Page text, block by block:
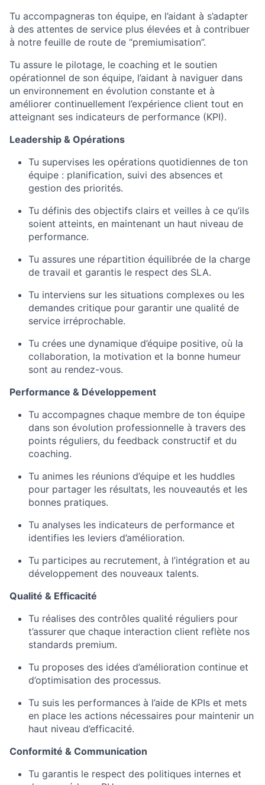
Tu accompagneras ton équipe, en l’aidant à s’adapter
à des attentes de service plus élevées et à contribuer
à notre feuille de route de “premiumisation”.
Tu assure le pilotage, le coaching et le soutien
opérationnel de son équipe, l’aidant à naviguer dans
un environnement en évolution constante et à
améliorer continuellement l’expérience client tout en
atteignant ses indicateurs de performance (KPI).
Leadership & Opérations
Tu supervises les opérations quotidiennes de ton
équipe : planification, suivi des absences et
gestion des priorités.
Tu définis des objectifs clairs et veilles à ce qu’ils
soient atteints, en maintenant un haut niveau de
performance.
Tu assures une répartition équilibrée de la charge
de travail et garantis le respect des SLA.
Tu interviens sur les situations complexes ou les
demandes critique pour garantir une qualité de
service irréprochable.
Tu crées une dynamique d’équipe positive, où la
collaboration, la motivation et la bonne humeur
sont au rendez-vous.
Performance & Développement
Tu accompagnes chaque membre de ton équipe
dans son évolution professionnelle à travers des
points réguliers, du feedback constructif et du
coaching.
Tu animes les réunions d’équipe et les huddles
pour partager les résultats, les nouveautés et les
bonnes pratiques.
Tu analyses les indicateurs de performance et
identifies les leviers d’amélioration.
Tu participes au recrutement, à l’intégration et au
développement des nouveaux talents.
Qualité & Efficacité
Tu réalises des contrôles qualité réguliers pour
t’assurer que chaque interaction client reflète nos
standards premium.
Tu proposes des idées d’amélioration continue et
d’optimisation des processus.
Tu suis les performances à l’aide de KPIs et mets
en place les actions nécessaires pour maintenir un
haut niveau d’efficacité.
Conformité & Communication
Tu garantis le respect des politiques internes et